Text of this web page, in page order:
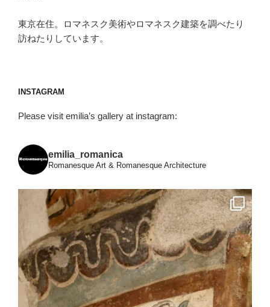
ュ
（Coustouges）”
東京在住。ロマネスク美術やロマネスク建築を調べたり
訪ねたりしています。
INSTAGRAM
Please visit emilia’s gallery at instagram:
emilia_romanica
Romanesque Art & Romanesque Architecture